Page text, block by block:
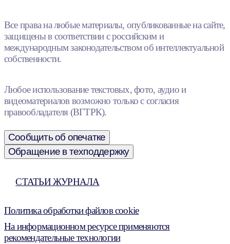
Все права на любые материалы, опубликованные на сайте,
защищены в соответствии с российским и
международным законодательством об интеллектуальной
собственности.
Любое использование текстовых, фото, аудио и
видеоматериалов возможно только с согласия
правообладателя (ВГТРК).
Сообщить об опечатке
Обращение в техподдержку
СТАТЬИ ЖУРНАЛА
Политика обработки файлов cookie
На информационном ресурсе применяются
рекомендательные технологии